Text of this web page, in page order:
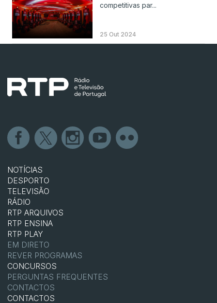
competitivas par...
25 Out 2024
NOTÍCIAS
DESPORTO
TELEVISÃO
RÁDIO
RTP ARQUIVOS
RTP ENSINA
RTP PLAY
EM DIRETO
REVER PROGRAMAS
CONCURSOS
PERGUNTAS FREQUENTES
CONTACTOS
CONTACTOS